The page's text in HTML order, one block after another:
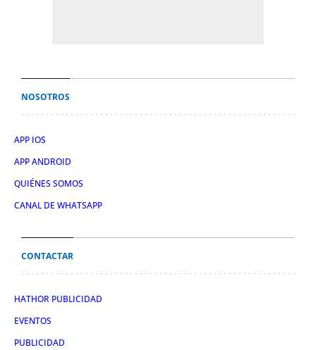
NOSOTROS
APP IOS
APP ANDROID
QUIÉNES SOMOS
CANAL DE WHATSAPP
CONTACTAR
HATHOR PUBLICIDAD
EVENTOS
PUBLICIDAD